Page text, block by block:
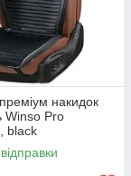
накидок
Winso Pro
black